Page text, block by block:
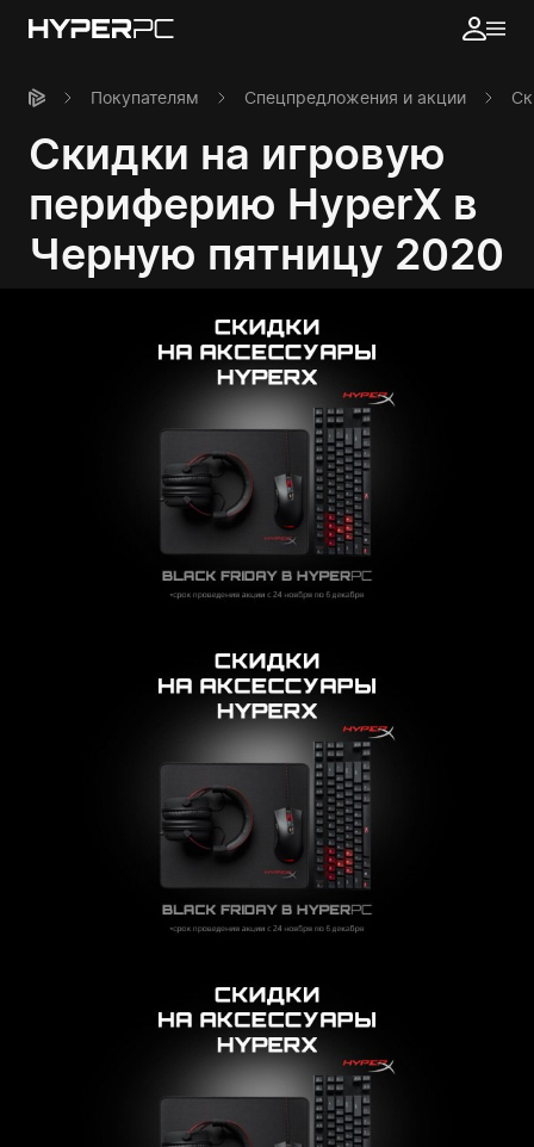
Покупателям Спецпредложения и акции
Скидки на игровую
периферию HyperX в
Черную пятницу 2020